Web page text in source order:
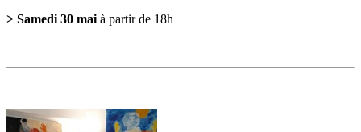
> Samedi 30 mai à partir de 18h